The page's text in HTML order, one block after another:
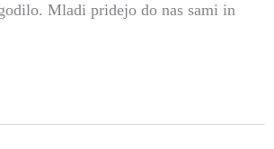
Mladi pridejo do nas sami in